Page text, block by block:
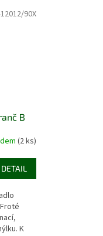
B
(2 ks)
DETAIL
K
90X